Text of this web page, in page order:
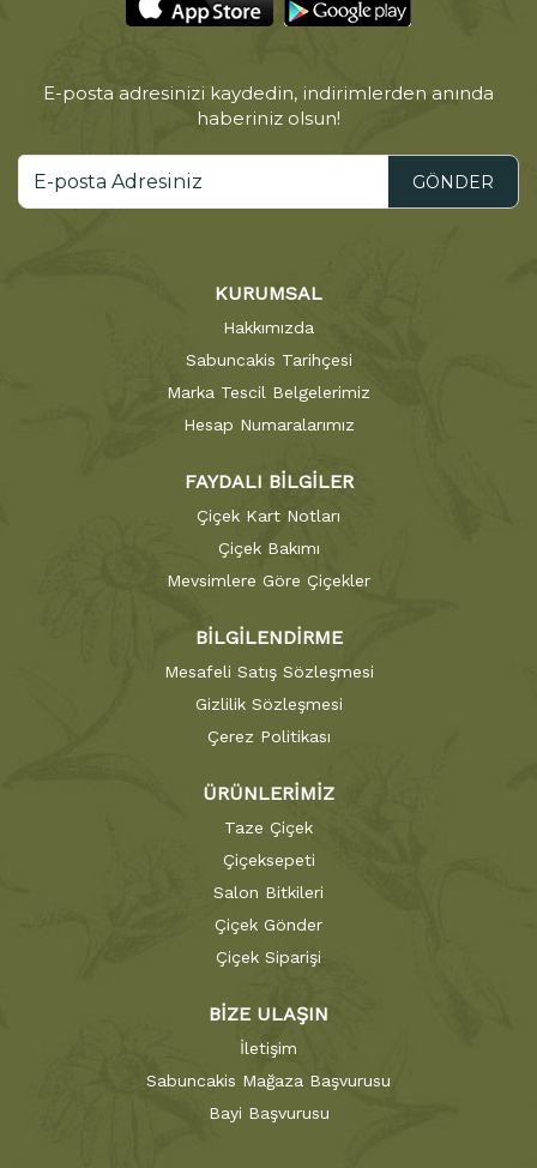
E-posta adresinizi kaydedin, indirimlerden anında
haberiniz olsun!
GÖNDER
KURUMSAL
Hakkımızda
Sabuncakis Tarihçesi
Marka Tescil Belgelerimiz
Hesap Numaralarımız
FAYDALI BİLGİLER
Çiçek Kart Notları
Çiçek Bakımı
Mevsimlere Göre Çiçekler
BİLGİLENDİRME
Mesafeli Satış Sözleşmesi
Gizlilik Sözleşmesi
Çerez Politikası
ÜRÜNLERİMİZ
Taze Çiçek
Çiçeksepeti
Salon Bitkileri
Çiçek Gönder
Çiçek Siparişi
BİZE ULAŞIN
İletişim
Sabuncakis Mağaza Başvurusu
Bayi Başvurusu